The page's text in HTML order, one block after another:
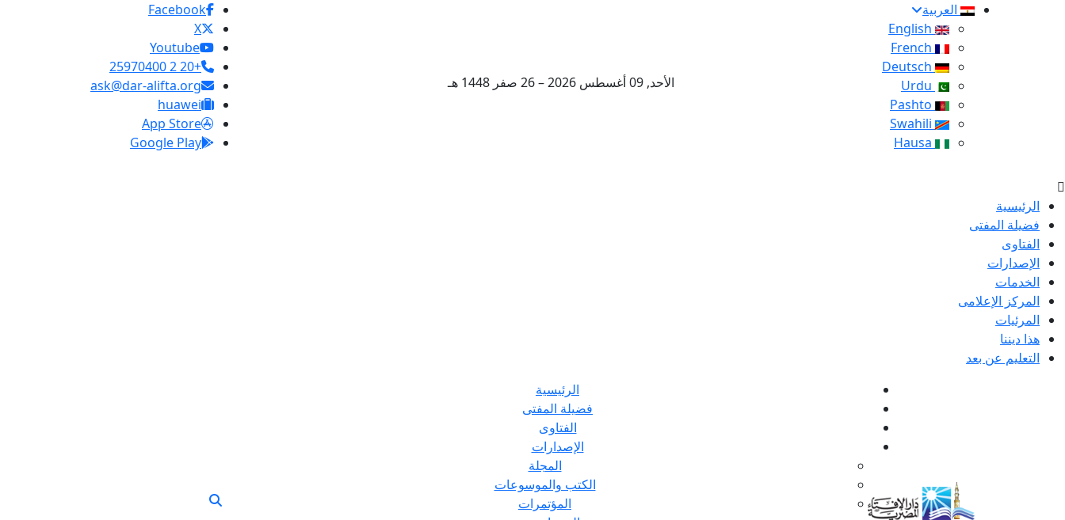
العربية
الأحد, 09 أغسطس 2026 – 26 صفر 1448 هـ
Facebook
X
Youtube
+20 2 25970400
ask@dar-alifta.org
huawei
App Store
Google Play
الرئيسية
فضيلة المفتى
الفتاوى
الإصدارات
الخدمات
المركز الإعلامى
المرئيات
هذا ديننا
التعليم عن بعد
الرئيسية
فضيلة المفتى
الفتاوى
الإصدارات
المجلة
الكتب والموسوعات
المؤتمرات